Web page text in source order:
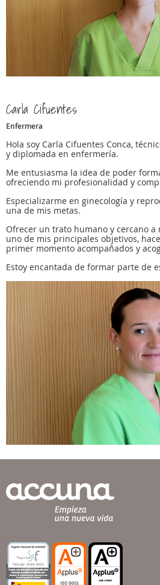
Carla Cifuentes
Enfermera
Hola soy Carla Cifuentes Conca,
y diplomada en enfermería.
Me entusiasma la idea de poder
ofreciendo mi profesionalidad y
Especializarme en ginecología y
una de mis metas.
Ofrecer un trato humano y cercano a
uno de mis principales objetivos,
primer momento acompañados y
Estoy encantada de formar parte de